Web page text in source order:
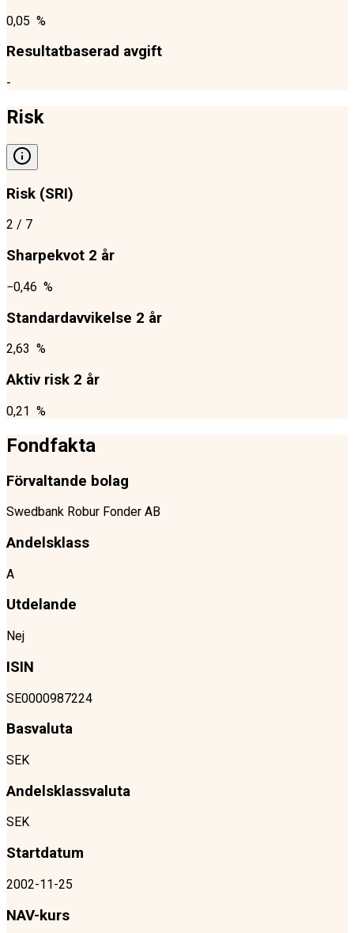
0,05 %
Resultatbaserad avgift
-
Risk
Risk (SRI)
2 / 7
Sharpekvot 2 år
−0,46 %
Standardavvikelse 2 år
2,63 %
Aktiv risk 2 år
0,21 %
Fondfakta
Förvaltande bolag
Swedbank Robur Fonder AB
Andelsklass
A
Utdelande
Nej
ISIN
SE0000987224
Basvaluta
SEK
Andelsklassvaluta
SEK
Startdatum
2002-11-25
NAV-kurs